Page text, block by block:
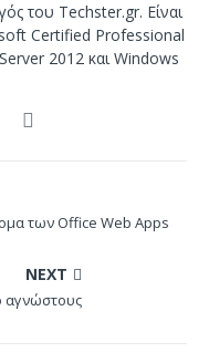
του Techster.gr. Είναι
Certified Professional
2012 και Windows
των Office Web Apps
NEXT
αγνώστους